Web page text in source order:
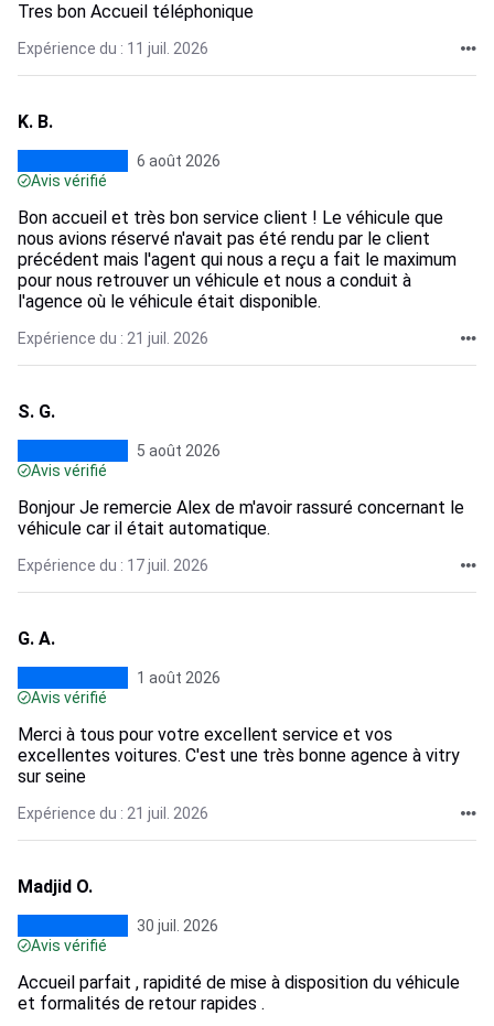
Tres bon Accueil téléphonique
Expérience du : 11 juil. 2026
K. B.
6 août 2026
Avis vérifié
Bon accueil et très bon service client ! Le véhicule que
nous avions réservé n'avait pas été rendu par le client
précédent mais l'agent qui nous a reçu a fait le maximum
pour nous retrouver un véhicule et nous a conduit à
l'agence où le véhicule était disponible.
Expérience du : 21 juil. 2026
S. G.
5 août 2026
Avis vérifié
Bonjour Je remercie Alex de m'avoir rassuré concernant le
véhicule car il était automatique.
Expérience du : 17 juil. 2026
G. A.
1 août 2026
Avis vérifié
Merci à tous pour votre excellent service et vos
excellentes voitures. C'est une très bonne agence à vitry
sur seine
Expérience du : 21 juil. 2026
Madjid O.
30 juil. 2026
Avis vérifié
Accueil parfait , rapidité de mise à disposition du véhicule
et formalités de retour rapides .